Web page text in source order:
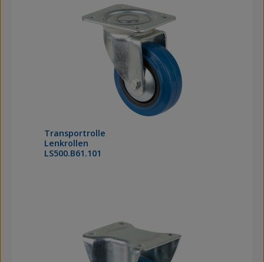
Transportrolle
Lenkrollen
LS500.B61.101